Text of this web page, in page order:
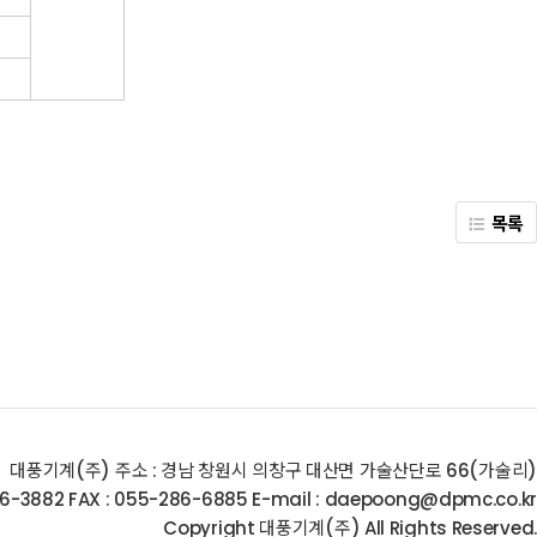
목록
대풍기계(주) 주소 : 경남 창원시 의창구 대산면 가술산단로 66(가술리)
3882 FAX : 055-286-6885 E-mail : daepoong@dpmc.co.kr
Copyright 대풍기계(주) All Rights Reserved.